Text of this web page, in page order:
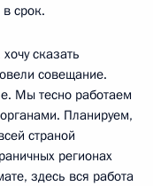
срок.
сказать
совещание.
Мы тесно работаем
Планируем,
страной
регионах
здесь вся работа